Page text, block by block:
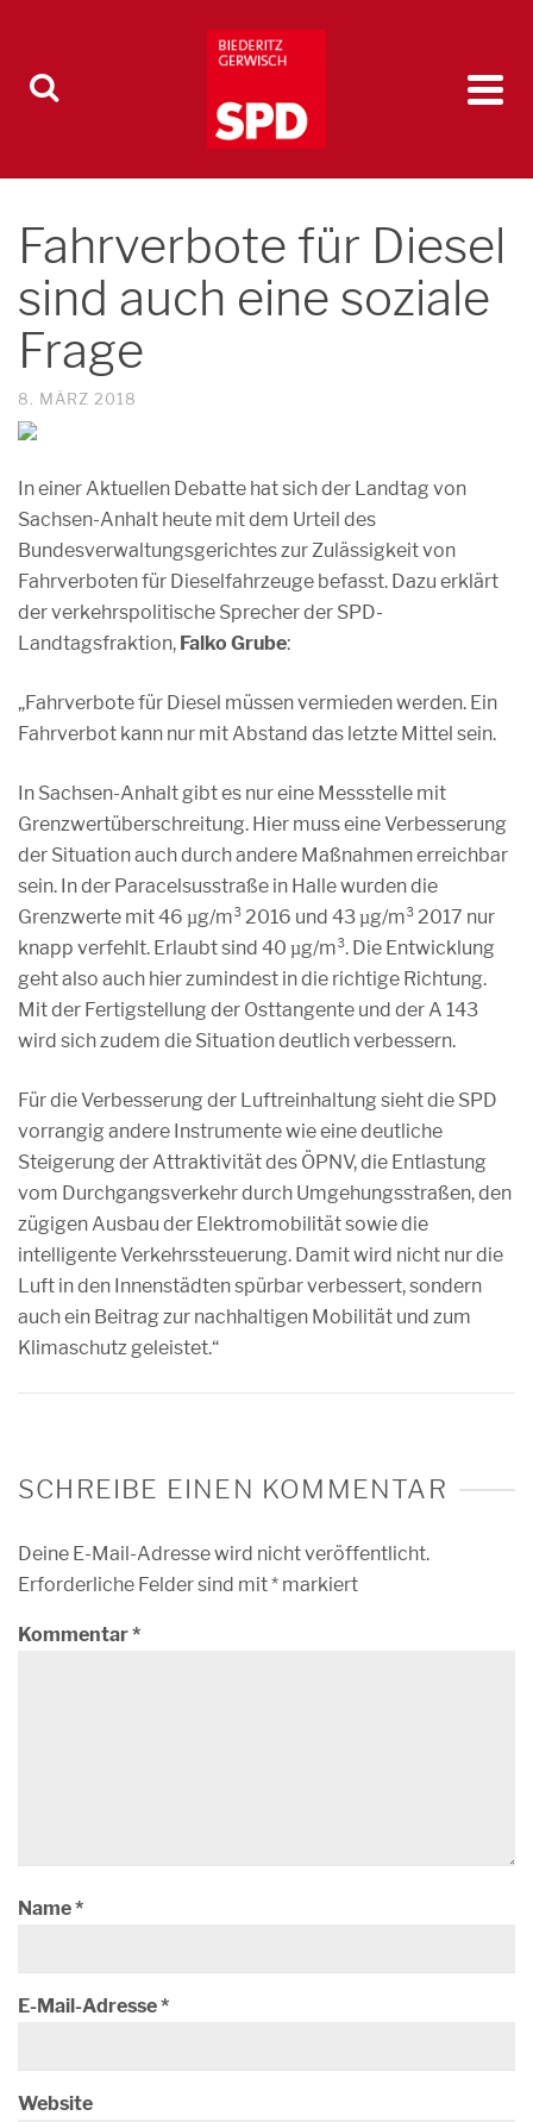
Fahrverbote für Diesel
sind auch eine soziale
Frage
8. MÄRZ 2018
In einer Aktuellen Debatte hat sich der Landtag von
Sachsen-Anhalt heute mit dem Urteil des
Bundesverwaltungsgerichtes zur Zulässigkeit von
Fahrverboten für Dieselfahrzeuge befasst. Dazu erklärt
der verkehrspolitische Sprecher der SPD-
Landtagsfraktion, Falko Grube:
„Fahrverbote für Diesel müssen vermieden werden. Ein
Fahrverbot kann nur mit Abstand das letzte Mittel sein.
In Sachsen-Anhalt gibt es nur eine Messstelle mit
Grenzwertüberschreitung. Hier muss eine Verbesserung
der Situation auch durch andere Maßnahmen erreichbar
sein. In der Paracelsusstraße in Halle wurden die
Grenzwerte mit 46 µg/m³ 2016 und 43 µg/m³ 2017 nur
knapp verfehlt. Erlaubt sind 40 µg/m³. Die Entwicklung
geht also auch hier zumindest in die richtige Richtung.
Mit der Fertigstellung der Osttangente und der A 143
wird sich zudem die Situation deutlich verbessern.
Für die Verbesserung der Luftreinhaltung sieht die SPD
vorrangig andere Instrumente wie eine deutliche
Steigerung der Attraktivität des ÖPNV, die Entlastung
vom Durchgangsverkehr durch Umgehungsstraßen, den
zügigen Ausbau der Elektromobilität sowie die
intelligente Verkehrssteuerung. Damit wird nicht nur die
Luft in den Innenstädten spürbar verbessert, sondern
auch ein Beitrag zur nachhaltigen Mobilität und zum
Klimaschutz geleistet.“
SCHREIBE EINEN KOMMENTAR
Deine E-Mail-Adresse wird nicht veröffentlicht.
Erforderliche Felder sind mit* markiert
Kommentar*
Name*
E-Mail-Adresse*
Website